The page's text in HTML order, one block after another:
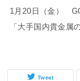
1月20日（金）
「大手国内貴金属
Tweet